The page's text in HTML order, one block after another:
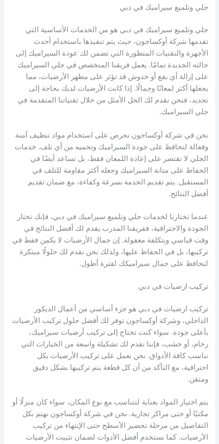
جلي وتلميع سيراميك في دبي
جلي وتلميع سيراميك في دبي هو من الخدمات الأساسية التي
تقدمها شركة أوكساجون، حيث يتم تنفيذها باستخدام أحدث
الأجهزة والتقنيات المتطورة التي تضمن لك عودة السيراميك إلى
حالته الجديدة تمامًا. يعمل فريقنا المتخصص في جلي السيراميك
على إزالة أي بقع أو خدوش قد تؤثر على مظهر الأرضيات، مما
يجعلها أكثر لمعانًا وجمالًا. إذا كانت الأرضيات لديك بحاجة إلى
تجديد، فنحن نقدم لك الحل الأمثل من خلال تقنياتنا المتقدمة في
جلي السيراميك.
نحن في شركة أوكساجون نحرص على استخدام مواد تنظيف آمنة
وفعالة لتحافظ على جودة السيراميك وتحميه من أي تلف. خدمات
الجلي لا تقتصر على إعادة اللمعان فقط، بل تساعد أيضًا في
الحفاظ على متانة السيراميك وجعله أكثر مقاومة للتلف في
المستقبل. يتم تقديم الخدمة بسرعة وكفاءة، مع ضمان تقديم
أفضل النتائج.
عندما تختارنا لخدمات جلي وتلميع سيراميك في دبي، فإنك تختار
الجودة والاحترافية، ففريقنا المدرب يقدم لك أفضل النتائج في
وقت قياسي وبتكلفة معقولة. إن جمال الأرضيات لا يكمن فقط في
تركيبها، بل في الحفاظ عليها، ولذلك نحن نقدم لك حلولًا مبتكرة
لتحافظ على جمال سيراميكك لفترة أطول.
تركيب ارضيات في دبي
تركيب ارضيات في دبي هو جزء أساسي من أعمال الديكور
الداخلي، وشركة أوكساجون توفر لك أفضل حلول تركيب الأرضيات
بأعلى جودة. سواء كنت تحتاج إلى تركيب أرضيات سيراميك،
رخام، أو خشب، فإننا نقدم لك تشكيلة واسعة من الخيارات التي
تناسب كافة الأذواق. نحن نعمل على تركيب الأرضيات بكل
احترافية، مع التأكد من أن كل قطعة يتم تركيبها بشكل دقيق
ومتقن.
يتم اختيار المواد بعناية لتتناسب مع نوع المكان، سواء كان منزلًا أو
مكتبًا أو حتى مراكز تجارية. نحن في شركة أوكساجون نهتم بكل
التفاصيل من مرحلة تحضير الأسطح حتى الإنتهاء من تركيب
الأرضيات. كما نستخدم أفضل الأدوات لضمان تثبيت الأرضيات